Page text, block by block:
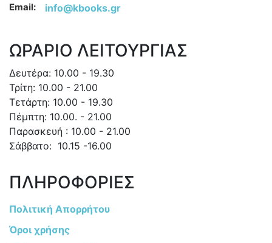
Email: info@kbooks.gr
ΩΡΑΡΙΟ ΛΕΙΤΟΥΡΓΙΑΣ
Δευτέρα: 10.00 - 19.30
Τρίτη: 10.00 - 21.00
Τετάρτη: 10.00 - 19.30
Πέμπτη: 10.00. - 21.00
Παρασκευή : 10.00 - 21.00
Σάββατο: 10.15 -16.00
ΠΛΗΡΟΦΟΡΙΕΣ
Πολιτική Απορρήτου
Όροι χρήσης